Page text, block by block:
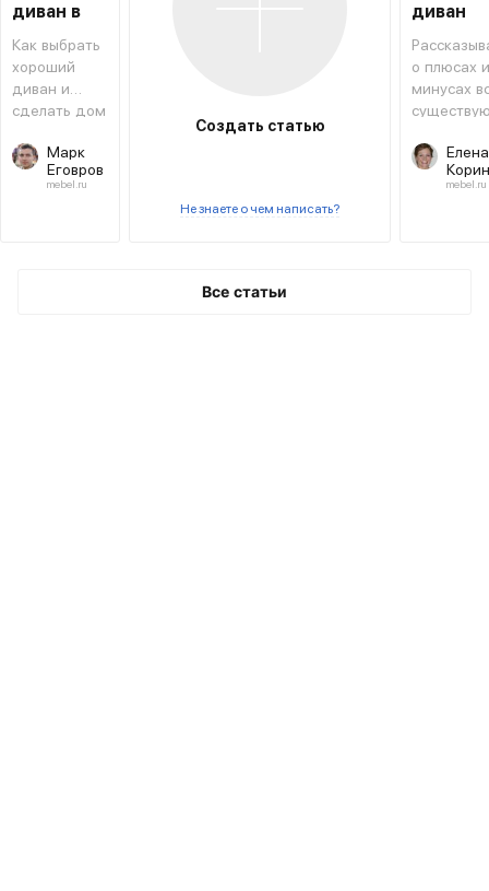
диван в
интерьере
Как выбрать
хороший
диван и
сделать дом
Марк
Еговров
mebel.ru
Создать статью
Не знаете о чем написать?
диван
выбрать
о плюсах и
минусах
диванов.
Елена
mebel.ru
Все статьи